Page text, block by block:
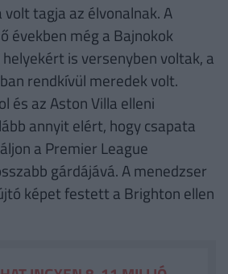
tagja az élvonalnak. A
években még a Bajnokok
is versenyben voltak, a
rendkívül meredek volt.
és az Aston Villa elleni
annyit elért, hogy csapata
a Premier League
gárdájává. A menedzser
képet festett a Brighton ellen